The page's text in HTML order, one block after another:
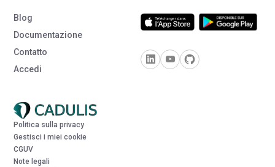
Blog
Documentazione
Contatto
Accedi
Politica sulla privacy
Gestisci i miei cookie
CGUV
Note legali